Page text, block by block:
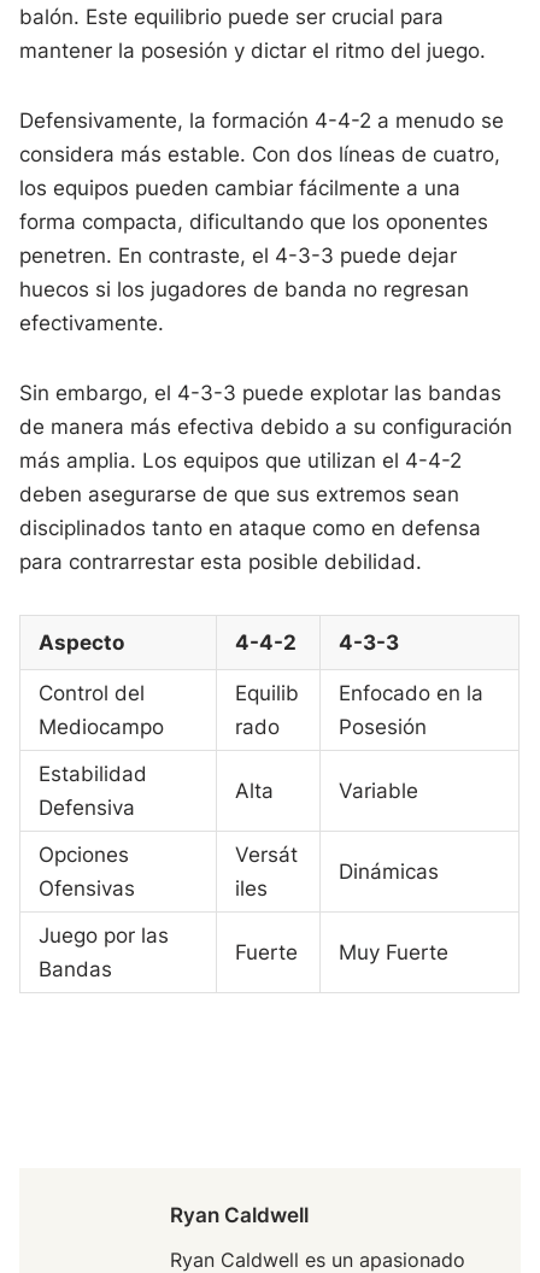
balón. Este equilibrio puede ser crucial para
mantener la posesión y dictar el ritmo del juego.
Defensivamente, la formación 4-4-2 a menudo se
considera más estable. Con dos líneas de cuatro,
los equipos pueden cambiar fácilmente a una
forma compacta, dificultando que los oponentes
penetren. En contraste, el 4-3-3 puede dejar
huecos si los jugadores de banda no regresan
efectivamente.
Sin embargo, el 4-3-3 puede explotar las bandas
de manera más efectiva debido a su configuración
más amplia. Los equipos que utilizan el 4-4-2
deben asegurarse de que sus extremos sean
disciplinados tanto en ataque como en defensa
para contrarrestar esta posible debilidad.
Aspecto 4-4-2 4-3-3
Control del
Mediocampo
Equilib
rado
Enfocado en la
Posesión
Estabilidad
Defensiva
Alta Variable
Opciones
Ofensivas
Versát
iles
Dinámicas
Juego por las
Bandas
Fuerte Muy Fuerte
Ryan Caldwell
Ryan Caldwell es un apasionado